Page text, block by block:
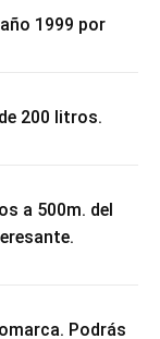
1999 por
200 litros.
a 500m. del
Podrás